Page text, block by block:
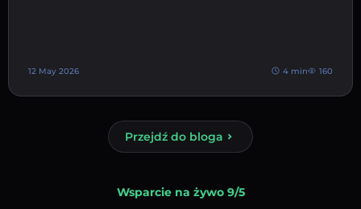
12 May 2026 4 min 160
Przejdź do bloga
Wsparcie na żywo 9/5